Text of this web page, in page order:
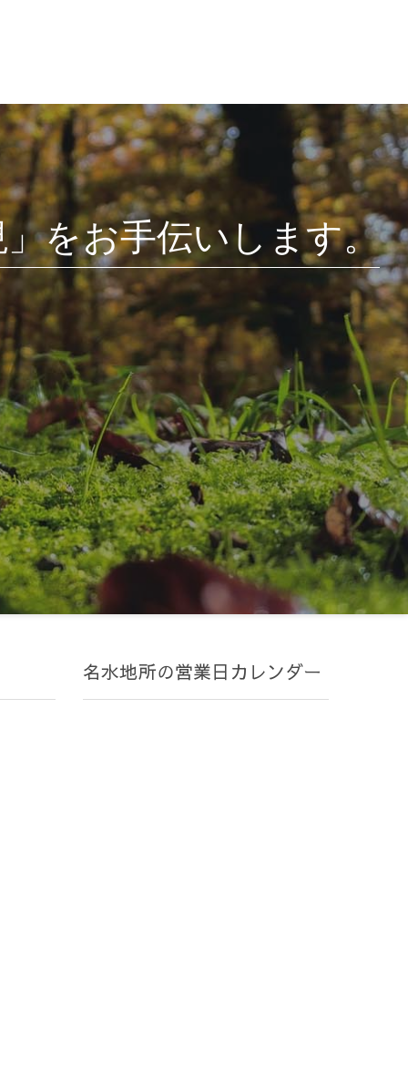
をお手伝いします。
名水地所の営業日カレンダー